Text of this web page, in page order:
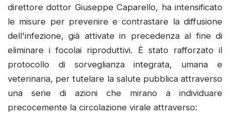
direttore dottor Giuseppe Caparello, ha intensificato
le misure per prevenire e contrastare la diffusione
dell'infezione, già attivate in precedenza al fine di
eliminare i focolai riproduttivi. È stato rafforzato il
protocollo di sorveglianza integrata, umana e
veterinaria, per tutelare la salute pubblica attraverso
una serie di azioni che mirano a individuare
precocemente la circolazione virale attraverso: